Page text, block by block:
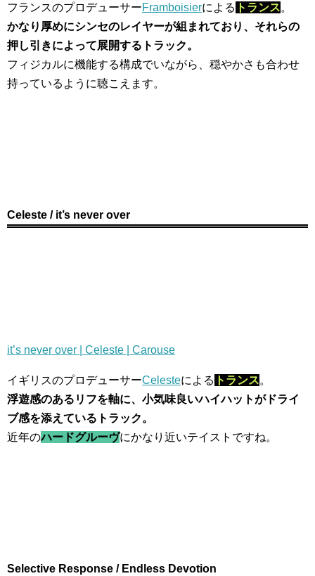
フランスのプロデューサーFramboisierによる トランス。
かなり厚めにシンセのレイヤーが組まれており、それらの
押し引きによって展開するトラック。
フィジカルに機能する構成でいながら、穏やかさも合わせ
持っているように聴こえます。
Celeste / it’s never over
it’s never over | Celeste | Carouse
イギリスのプロデューサーCelesteによる トランス。
浮遊感のあるリフを軸に、小気味良いハイハットがドライ
ブ感を添えているトラック。
近年のハードグルーヴにかなり近いテイストですね。
Selective Response / Endless Devotion